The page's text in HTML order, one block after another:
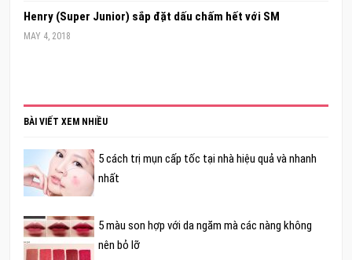
Henry (Super Junior) sắp đặt dấu chấm hết với SM
MAY 4, 2018
BÀI VIẾT XEM NHIỀU
5 cách trị mụn cấp tốc tại nhà hiệu quả và nhanh
nhất
5 màu son hợp với da ngăm mà các nàng không
nên bỏ lỡ